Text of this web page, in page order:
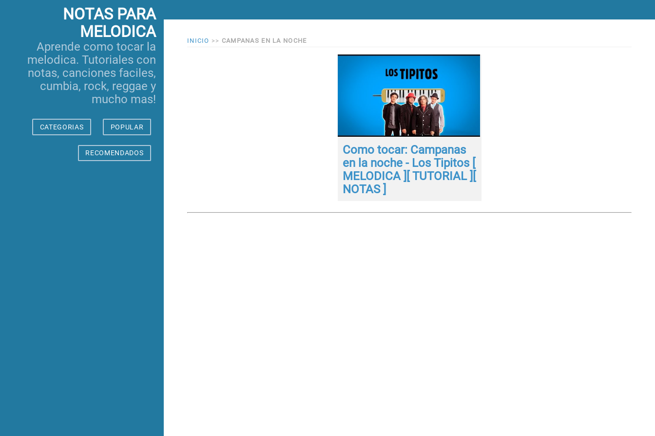
NOTAS PARA
MELODICA
Aprende como tocar la
melodica. Tutoriales con
notas, canciones faciles,
cumbia, rock, reggae y
mucho mas!
CATEGORIAS POPULAR
RECOMENDADOS
INICIO >> CAMPANAS EN LA NOCHE
Como tocar: Campanas
en la noche - Los Tipitos [
MELODICA ][ TUTORIAL ][
NOTAS ]